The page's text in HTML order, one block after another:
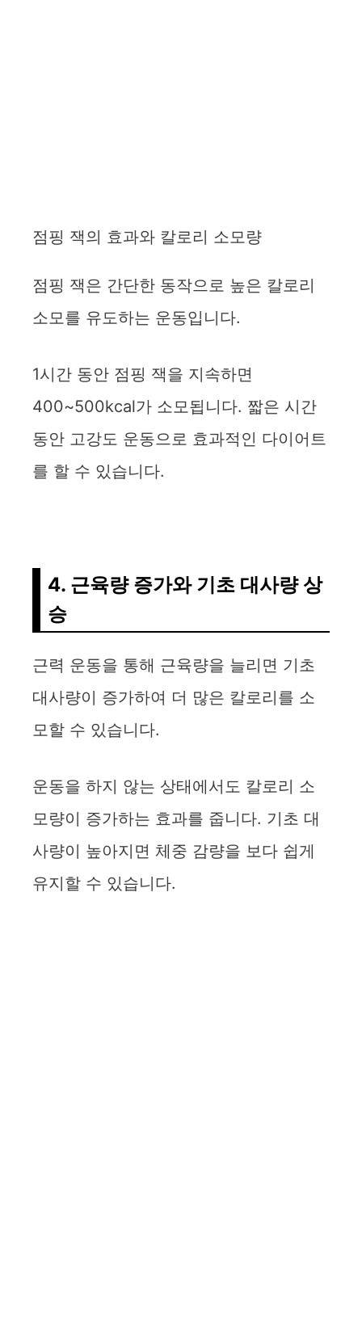
점핑 잭의 효과와 칼로리 소모량
점핑 잭은 간단한 동작으로 높은 칼로리
소모를 유도하는 운동입니다.
1시간 동안 점핑 잭을 지속하면
400~500kcal가 소모됩니다. 짧은 시간
동안 고강도 운동으로 효과적인 다이어트
를 할 수 있습니다.
4. 근육량 증가와 기초 대사량 상
승
근력 운동을 통해 근육량을 늘리면 기초
대사량이 증가하여 더 많은 칼로리를 소
모할 수 있습니다.
운동을 하지 않는 상태에서도 칼로리 소
모량이 증가하는 효과를 줍니다. 기초 대
사량이 높아지면 체중 감량을 보다 쉽게
유지할 수 있습니다.